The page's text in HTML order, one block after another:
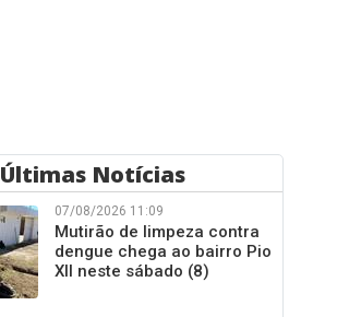
Últimas Notícias
07/08/2026 11:09
Mutirão de limpeza contra
dengue chega ao bairro Pio
XII neste sábado (8)